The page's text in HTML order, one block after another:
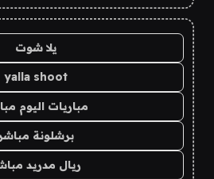
يلا شوت
yalla shoot
مباريات اليوم
برشلونة مباشر
ريال مدريد